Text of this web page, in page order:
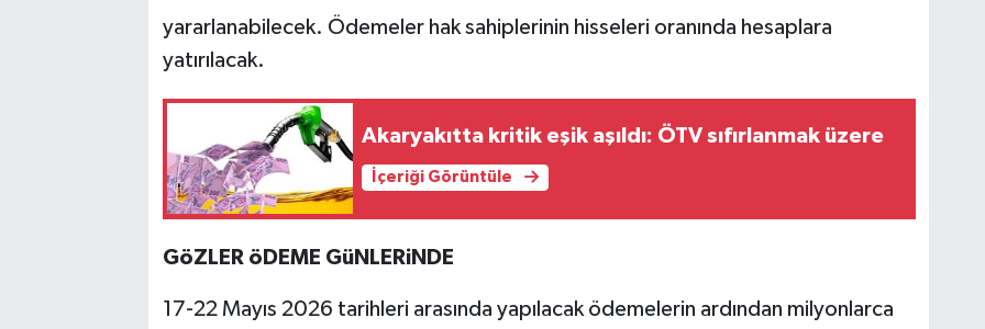
yararlanabilecek. Ödemeler hak sahiplerinin hisseleri oranında hesaplara
yatırılacak.
Akaryakıtta kritik eşik aşıldı: ÖTV sıfırlanmak üzere
İçeriği Görüntüle
GöZLER öDEME GüNLERiNDE
17-22 Mayıs 2026 tarihleri arasında yapılacak ödemelerin ardından milyonlarca